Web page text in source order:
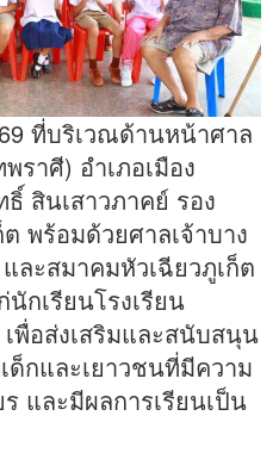
ที่บริเวณด้านหน้าศาล
ราศี) อำเภอเมือง
สินเสาวภาคย์ รอง
พร้อมด้วยศาลเจ้าบาง
ละสมาคมหัวเฉียวภูเก็ต
กเรียนโรงเรียน
พื่อส่งเสริมและสนับสนุน
ด็กและเยาวชนที่มีความ
และมีผลการเรียนเป็น